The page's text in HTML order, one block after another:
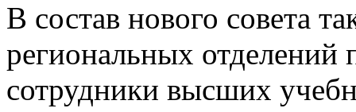
В состав нового совета
региональных отделений
сотрудники высших